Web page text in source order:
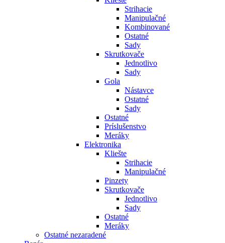
Strihacie
Manipulačné
Kombinované
Ostatné
Sady
Skrutkovače
Jednotlivo
Sady
Gola
Nástavce
Ostatné
Sady
Ostatné
Príslušenstvo
Meráky
Elektronika
Kliešte
Strihacie
Manipulačné
Pinzety
Skrutkovače
Jednotlivo
Sady
Ostatné
Meráky
Ostatné nezaradené